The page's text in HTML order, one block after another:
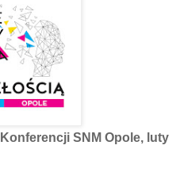
SNM Opole, luty